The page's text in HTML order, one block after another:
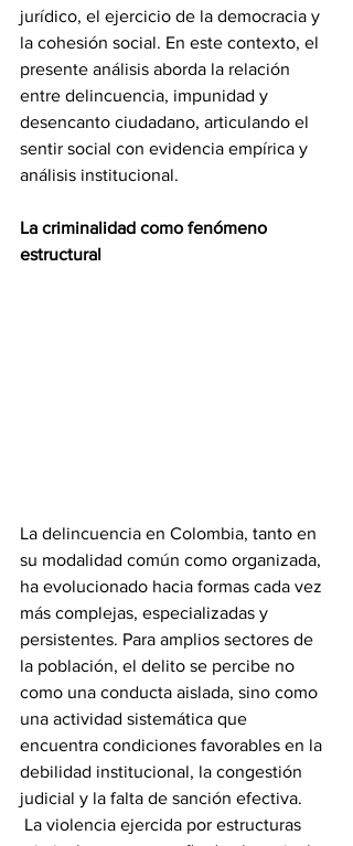
jurídico, el ejercicio de la democracia y
la cohesión social. En este contexto, el
presente análisis aborda la relación
entre delincuencia, impunidad y
desencanto ciudadano, articulando el
sentir social con evidencia empírica y
análisis institucional.
La criminalidad como fenómeno
estructural
La delincuencia en Colombia, tanto en
su modalidad común como organizada,
ha evolucionado hacia formas cada vez
más complejas, especializadas y
persistentes. Para amplios sectores de
la población, el delito se percibe no
como una conducta aislada, sino como
una actividad sistemática que
encuentra condiciones favorables en la
debilidad institucional, la congestión
judicial y la falta de sanción efectiva.
La violencia ejercida por estructuras